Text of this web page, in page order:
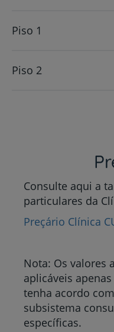
Piso 1
Piso 2
Consulte aqui a
particulares da
Preçário Clínica
Nota: Os valores
aplicáveis
tenha acordo
subsistema
específicas.